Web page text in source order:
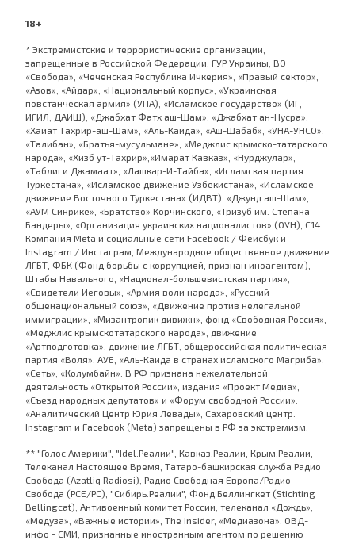
18+
* Экстремистские и террористические организации,
запрещенные в Российской Федерации: ГУР Украины, ВО
«Свобода», «Чеченская Республика Ичкерия», «Правый сектор»,
«Азов», «Айдар», «Национальный корпус», «Украинская
повстанческая армия» (УПА), «Исламское государство» (ИГ,
ИГИЛ, ДАИШ), «Джабхат Фатх аш-Шам», «Джабхат ан-Нусра»,
«Хайат Тахрир-аш-Шам», «Аль-Каида», «Аш-Шабаб», «УНА-УНСО»,
«Талибан», «Братья-мусульмане», «Меджлис крымско-татарского
народа», «Хизб ут-Тахрир»,«Имарат Кавказ», «Нурджулар»,
«Таблиги Джамаат», «Лашкар-И-Тайба», «Исламская партия
Туркестана», «Исламское движение Узбекистана», «Исламское
движение Восточного Туркестана» (ИДВТ), «Джунд аш-Шам»,
«АУМ Синрике», «Братство» Корчинского, «Тризуб им. Степана
Бандеры», «Организация украинских националистов» (ОУН), С14.
Компания Meta и социальные сети Facebook / Фейсбук и
Instagram / Инстаграм, Международное общественное движение
ЛГБТ, ФБК (Фонд борьбы с коррупцией, признан иноагентом),
Штабы Навального, «Национал-большевистская партия»,
«Свидетели Иеговы», «Армия воли народа», «Русский
общенациональный союз», «Движение против нелегальной
иммиграции», «Мизантропик дивижн», фонд «Свободная Россия»,
«Меджлис крымскотатарского народа», движение
«Артподготовка», движение ЛГБТ, общероссийская политическая
партия «Воля», АУЕ, «Аль-Каида в странах исламского Магриба»,
«Сеть», «Колумбайн». В РФ признана нежелательной
деятельность «Открытой России», издания «Проект Медиа»,
«Съезд народных депутатов» и «Форум свободной России».
«Аналитический Центр Юрия Левады», Сахаровский центр.
Instagram и Facebook (Metа) запрещены в РФ за экстремизм.
** "Голос Америки", "Idel.Реалии", Кавказ.Реалии, Крым.Реалии,
Телеканал Настоящее Время, Татаро-башкирская служба Радио
Свобода (Azatliq Radiosi), Радио Свободная Европа/Радио
Свобода (PCE/PC), "Сибирь.Реалии", Фонд Беллингкет (Stichting
Bellingcat), Антивоенный комитет России, телеканал «Дождь»,
«Медуза», «Важные истории», The Insider, «Медиазона», ОВД-
инфо - СМИ, признанные иностранным агентом по решению